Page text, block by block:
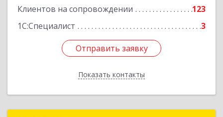
Клиентов на сопровождении
123
1С:Специалист
3
Отправить заявку
Показать контакты
Подробнее
Отправить заявку
Назад